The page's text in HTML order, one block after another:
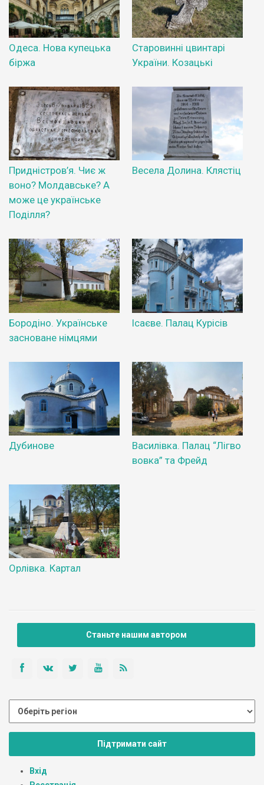
Одеса. Нова купецька
біржа
Старовинні цвинтарі
України. Козацькі
Придністров’я. Чиє ж
воно? Молдавське? А
може це українське
Поділля?
Весела Долина. Клястіц
Бородіно. Українське
засноване німцями
Ісаєве. Палац Курісів
Дубинове
Василівка. Палац “Лігво
вовка” та Фрейд
Орлівка. Картал
Станьте нашим автором
Підтримати сайт
Вхід